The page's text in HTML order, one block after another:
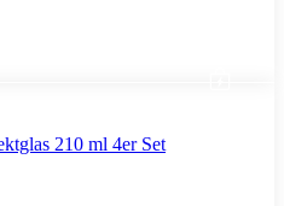
210 ml 4er Set